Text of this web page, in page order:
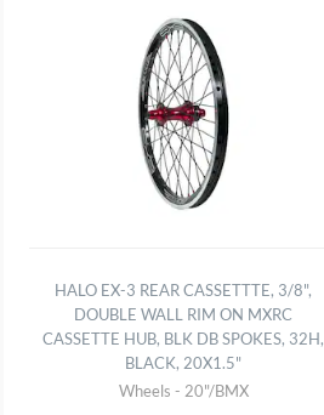
HALO EX-3 REAR CASSETTTE, 3/8",
DOUBLE WALL RIM ON MXRC
CASSETTE HUB, BLK DB SPOKES, 32H,
BLACK, 20X1.5"
Wheels - 20"/BMX